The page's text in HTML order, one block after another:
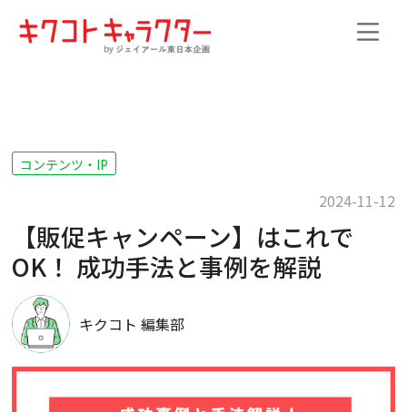
コンテンツ・IP
2024-11-12
【販促キャンペーン】はこれで
OK！ 成功手法と事例を解説
キクコト 編集部